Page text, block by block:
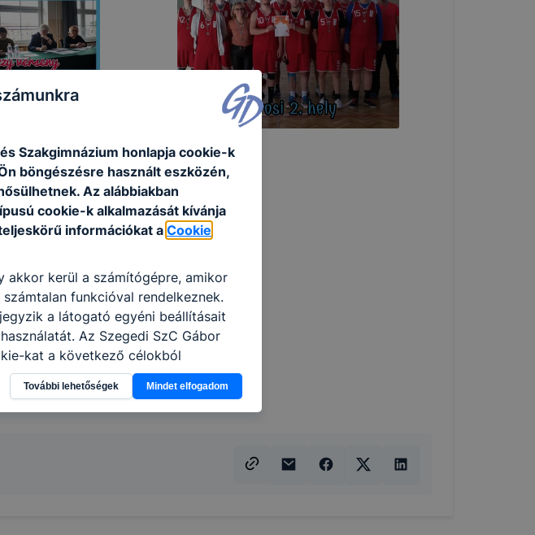
Szakgimnázium honlapja cookie-k
böngészésre használt eszközén,
Az alábbiakban
cookie-k alkalmazását kívánja
információkat a Cookie
akkor kerül a számítógépre, amikor
funkcióval rendelkeznek.
a látogató egyéni beállításait
Az Szegedi SzC Gábor
kat a következő célokból
hogyan használja Ön a
melyik részeit látogatja, vagy
biztosítsunk Önnek még jobb
További lehetőségek Mindet elfogadom